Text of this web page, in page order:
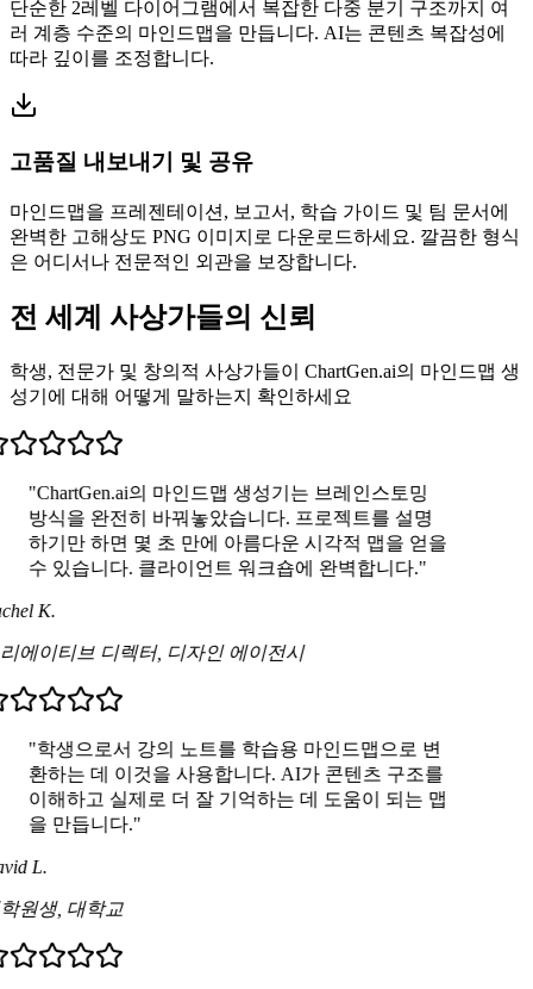
단순한 2레벨 다이어그램에서 복잡한 다중 분기 구조까지 여
러 계층 수준의 마인드맵을 만듭니다. AI는 콘텐츠 복잡성에
따라 깊이를 조정합니다.
고품질 내보내기 및 공유
마인드맵을 프레젠테이션, 보고서, 학습 가이드 및 팀 문서에
완벽한 고해상도 PNG 이미지로 다운로드하세요. 깔끔한 형식
은 어디서나 전문적인 외관을 보장합니다.
전 세계 사상가들의 신뢰
학생, 전문가 및 창의적 사상가들이 ChartGen.ai의 마인드맵 생
성기에 대해 어떻게 말하는지 확인하세요
"ChartGen.ai의 마인드맵 생성기는 브레인스토밍
방식을 완전히 바꿔놓았습니다. 프로젝트를 설명
하기만 하면 몇 초 만에 아름다운 시각적 맵을 얻을
수 있습니다. 클라이언트 워크숍에 완벽합니다."
K.
에이티브 디렉터, 디자인 에이전시
"학생으로서 강의 노트를 학습용 마인드맵으로 변
환하는 데 이것을 사용합니다. AI가 콘텐츠 구조를
이해하고 실제로 더 잘 기억하는 데 도움이 되는 맵
을 만듭니다."
L.
원생, 대학교